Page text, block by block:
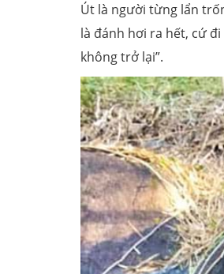
Út là người từng lẩn
là đánh hơi ra hết, cứ
không trở lại”.